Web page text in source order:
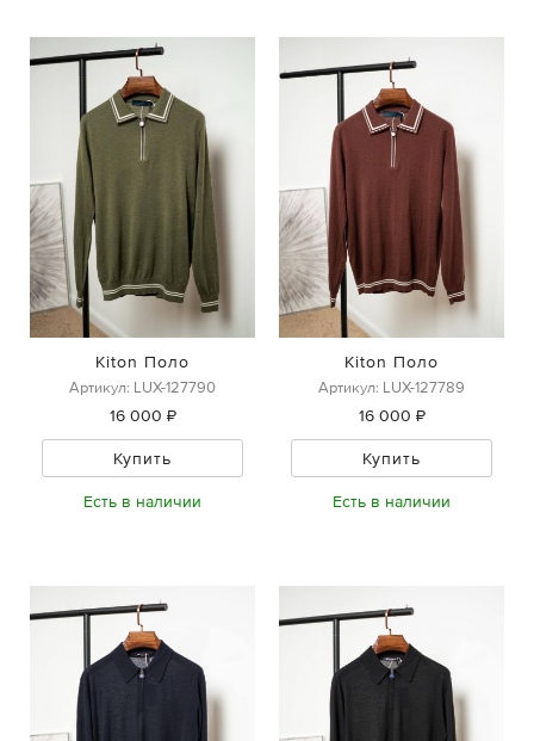
Kiton Поло
Артикул: LUX-127790
16 000 ₽
Купить
Есть в наличии
Kiton Поло
Артикул: LUX-127789
16 000 ₽
Купить
Есть в наличии